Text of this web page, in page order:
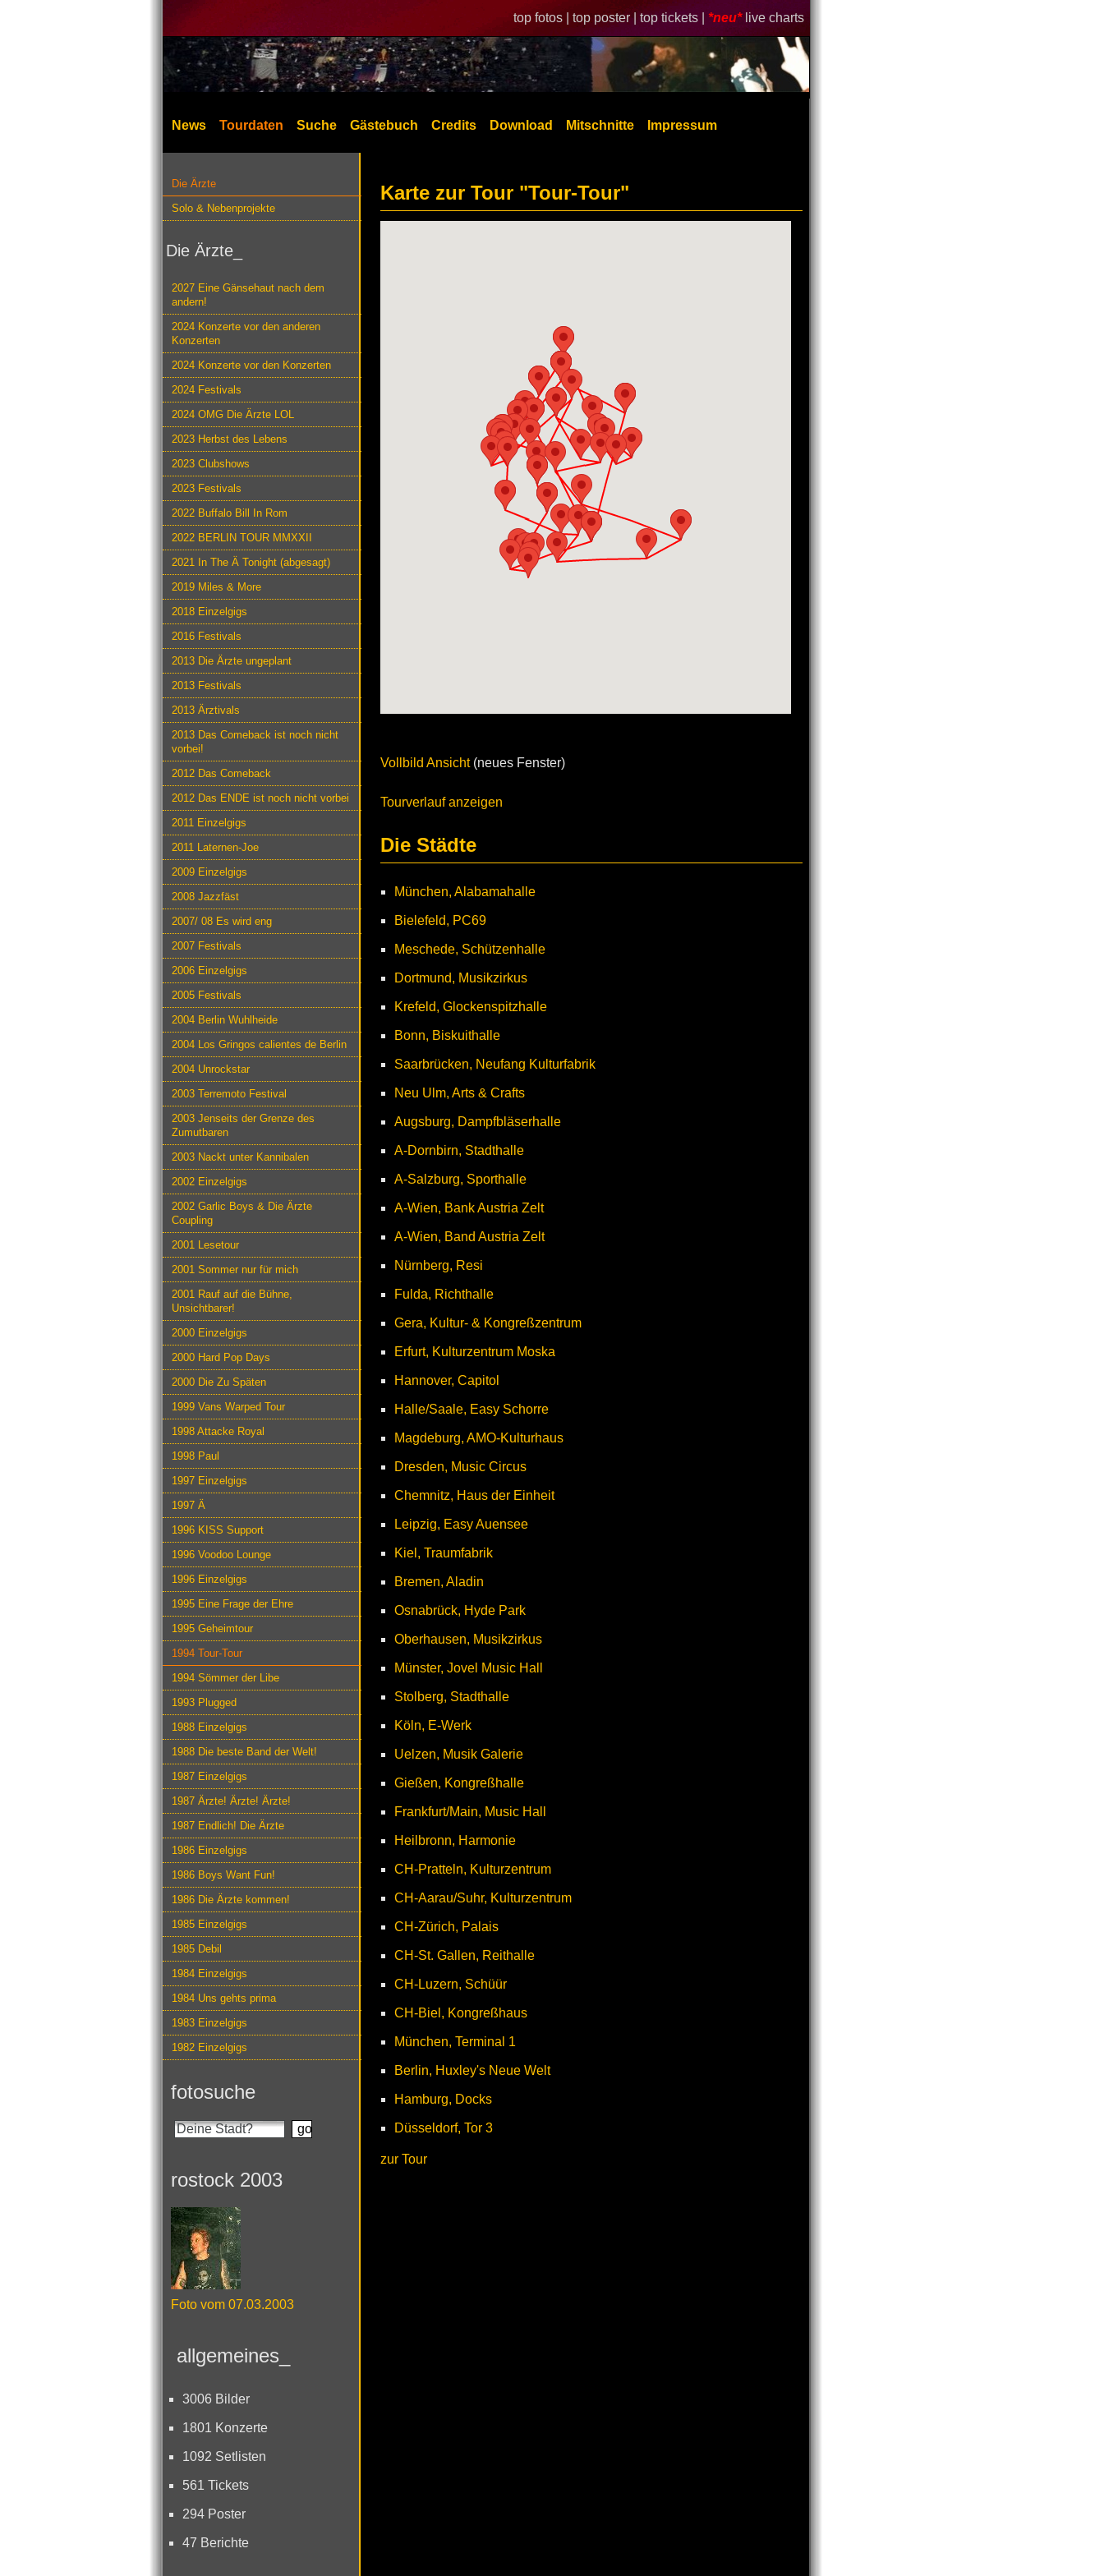
top fotos | top poster | top tickets | *neu* live charts
News Tourdaten Suche Gästebuch Credits Download Mitschnitte Impressum
Die Ärzte
Solo & Nebenprojekte
Die Ärzte_
2027 Eine Gänsehaut nach dem
andern!
2024 Konzerte vor den anderen
Konzerten
2024 Konzerte vor den Konzerten
2024 Festivals
2024 OMG Die Ärzte LOL
2023 Herbst des Lebens
2023 Clubshows
2023 Festivals
2022 Buffalo Bill In Rom
2022 BERLIN TOUR MMXXII
2021 In The Ä Tonight (abgesagt)
2019 Miles & More
2018 Einzelgigs
2016 Festivals
2013 Die Ärzte ungeplant
2013 Festivals
2013 Ärztivals
2013 Das Comeback ist noch nicht
vorbei!
2012 Das Comeback
2012 Das ENDE ist noch nicht vorbei
2011 Einzelgigs
2011 Laternen-Joe
2009 Einzelgigs
2008 Jazzfäst
2007/ 08 Es wird eng
2007 Festivals
2006 Einzelgigs
2005 Festivals
2004 Berlin Wuhlheide
2004 Los Gringos calientes de Berlin
2004 Unrockstar
2003 Terremoto Festival
2003 Jenseits der Grenze des
Zumutbaren
2003 Nackt unter Kannibalen
2002 Einzelgigs
2002 Garlic Boys & Die Ärzte
Coupling
2001 Lesetour
2001 Sommer nur für mich
2001 Rauf auf die Bühne,
Unsichtbarer!
2000 Einzelgigs
2000 Hard Pop Days
2000 Die Zu Späten
1999 Vans Warped Tour
1998 Attacke Royal
1998 Paul
1997 Einzelgigs
1997 Ä
1996 KISS Support
1996 Voodoo Lounge
1996 Einzelgigs
1995 Eine Frage der Ehre
1995 Geheimtour
1994 Tour-Tour
1994 Sömmer der Libe
1993 Plugged
1988 Einzelgigs
1988 Die beste Band der Welt!
1987 Einzelgigs
1987 Ärzte! Ärzte! Ärzte!
1987 Endlich! Die Ärzte
1986 Einzelgigs
1986 Boys Want Fun!
1986 Die Ärzte kommen!
1985 Einzelgigs
1985 Debil
1984 Einzelgigs
1984 Uns gehts prima
1983 Einzelgigs
1982 Einzelgigs
fotosuche
rostock 2003
Foto vom 07.03.2003
allgemeines_
3006 Bilder
1801 Konzerte
1092 Setlisten
561 Tickets
294 Poster
47 Berichte
Karte zur Tour "Tour-Tour"
Vollbild Ansicht(neues Fenster)
Tourverlauf anzeigen
Die Städte
München, Alabamahalle
Bielefeld, PC69
Meschede, Schützenhalle
Dortmund, Musikzirkus
Krefeld, Glockenspitzhalle
Bonn, Biskuithalle
Saarbrücken, Neufang Kulturfabrik
Neu Ulm, Arts & Crafts
Augsburg, Dampfbläserhalle
A-Dornbirn, Stadthalle
A-Salzburg, Sporthalle
A-Wien, Bank Austria Zelt
A-Wien, Band Austria Zelt
Nürnberg, Resi
Fulda, Richthalle
Gera, Kultur- & Kongreßzentrum
Erfurt, Kulturzentrum Moska
Hannover, Capitol
Halle/Saale, Easy Schorre
Magdeburg, AMO-Kulturhaus
Dresden, Music Circus
Chemnitz, Haus der Einheit
Leipzig, Easy Auensee
Kiel, Traumfabrik
Bremen, Aladin
Osnabrück, Hyde Park
Oberhausen, Musikzirkus
Münster, Jovel Music Hall
Stolberg, Stadthalle
Köln, E-Werk
Uelzen, Musik Galerie
Gießen, Kongreßhalle
Frankfurt/Main, Music Hall
Heilbronn, Harmonie
CH-Pratteln, Kulturzentrum
CH-Aarau/Suhr, Kulturzentrum
CH-Zürich, Palais
CH-St. Gallen, Reithalle
CH-Luzern, Schüür
CH-Biel, Kongreßhaus
München, Terminal 1
Berlin, Huxley's Neue Welt
Hamburg, Docks
Düsseldorf, Tor 3
zur Tour